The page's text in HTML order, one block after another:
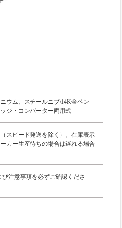
ウム、スチールニブ/14K金ペン
ジ・コンバーター両用式
スピード発送を除く）。在庫表示
カー生産待ちの場合は遅れる場合
注意事項を必ずご確認くださ